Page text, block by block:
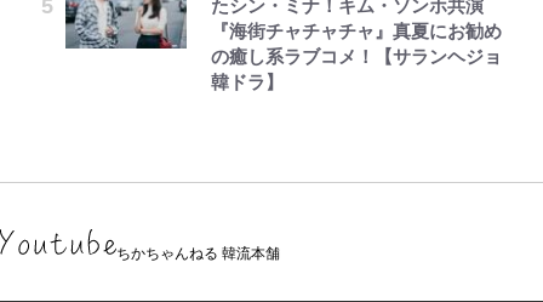
たシン・ミナ！キム・ソンホ共演
『海街チャチャチャ』真夏にお勧め
の癒し系ラブコメ！【サランヘジョ
韓ドラ】
ちかちゃんねる 韓流本舗